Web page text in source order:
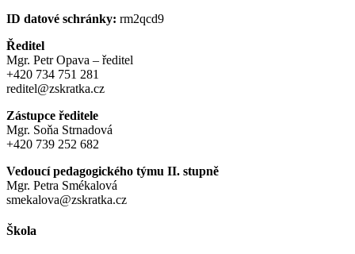
ID datové schránky: rm2qcd9
Ředitel
Mgr. Petr Opava – ředitel
+420 734 751 281
reditel@zskratka.cz
Zástupce ředitele
Mgr. Soňa Strnadová
+420 739 252 682
Vedoucí pedagogického týmu II. stupně
Mgr. Petra Smékalová
smekalova@zskratka.cz
Škola